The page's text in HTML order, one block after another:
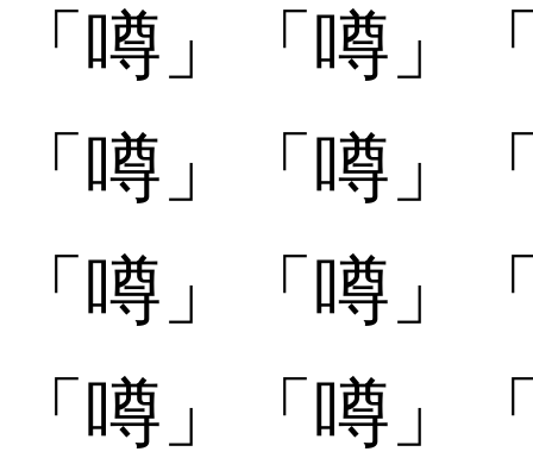
「噂」 「噂」
「噂󠄀」 「噂󠄀」
「噂󠄁」 「噂󠄁」
「噂󠄂」 「噂󠄂」